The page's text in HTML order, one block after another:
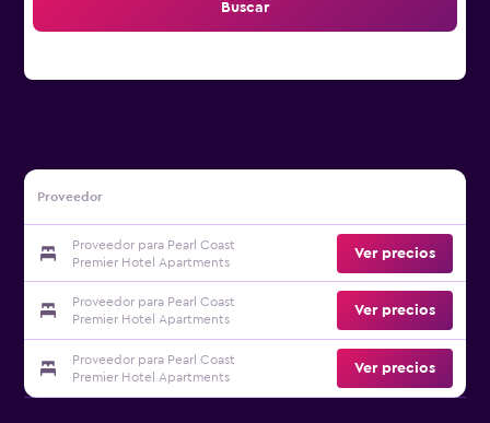
Buscar
Proveedor
Proveedor para Pearl Coast
Premier Hotel Apartments
Ver precios
Proveedor para Pearl Coast
Premier Hotel Apartments
Ver precios
Proveedor para Pearl Coast
Premier Hotel Apartments
Ver precios